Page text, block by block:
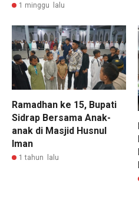
1 minggu lalu
Ramadhan ke 15, Bupati
Sidrap Bersama Anak-
anak di Masjid Husnul
Iman
1 tahun lalu